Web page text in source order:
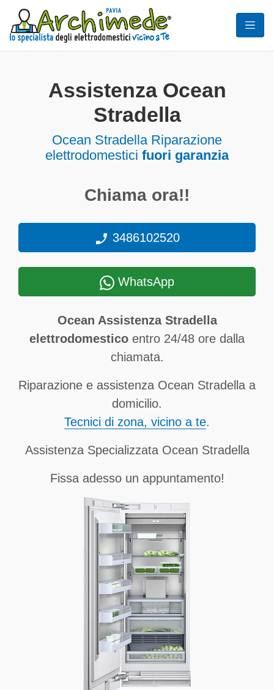
Assistenza Ocean
Stradella
Ocean Stradella Riparazione
elettrodomestici fuori garanzia
Chiama ora!!
3486102520
WhatsApp
Ocean Assistenza Stradella
elettrodomestico entro 24/48 ore dalla
chiamata.
Riparazione e assistenza Ocean Stradella a
domicilio.
Tecnici di zona, vicino a te.
Assistenza Specializzata Ocean Stradella
Fissa adesso un appuntamento!